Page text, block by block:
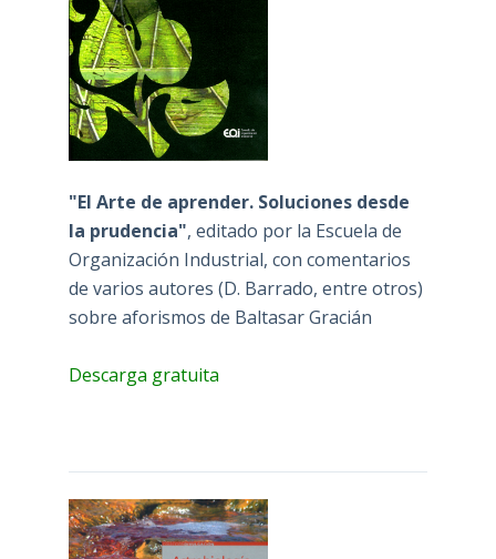
"El Arte de aprender. Soluciones desde
la prudencia", editado por la Escuela de
Organización Industrial, con comentarios
de varios autores (D. Barrado, entre otros)
sobre aforismos de Baltasar Gracián
Descarga gratuita